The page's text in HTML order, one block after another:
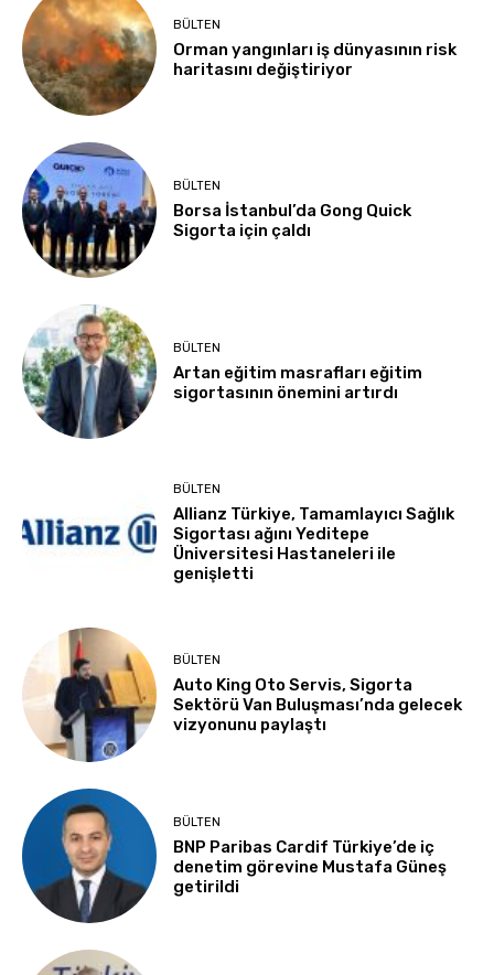
BÜLTEN
Orman yangınları iş dünyasının risk
haritasını değiştiriyor
BÜLTEN
Borsa İstanbul’da Gong Quick
Sigorta için çaldı
BÜLTEN
Artan eğitim masrafları eğitim
sigortasının önemini artırdı
BÜLTEN
Allianz Türkiye, Tamamlayıcı Sağlık
Sigortası ağını Yeditepe
Üniversitesi Hastaneleri ile
genişletti
BÜLTEN
Auto King Oto Servis, Sigorta
Sektörü Van Buluşması’nda gelecek
vizyonunu paylaştı
BÜLTEN
BNP Paribas Cardif Türkiye’de iç
denetim görevine Mustafa Güneş
getirildi